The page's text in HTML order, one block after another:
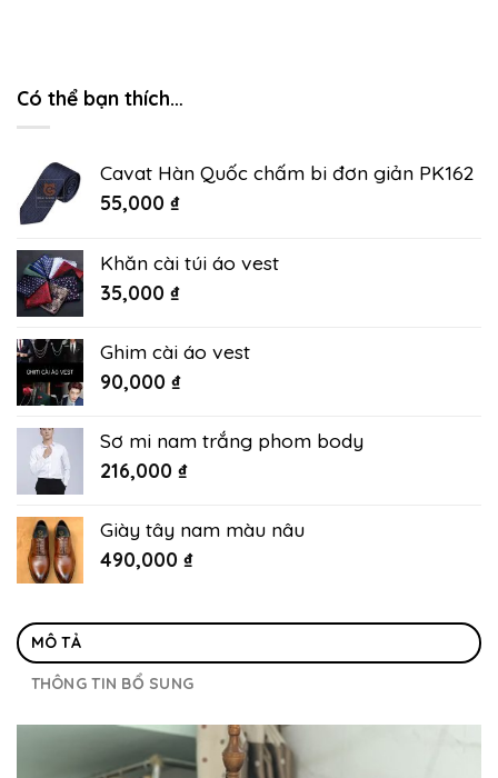
Có thể bạn thích…
Cavat Hàn Quốc chấm bi đơn giản PK162
55,000 ₫
Khăn cài túi áo vest
35,000 ₫
Ghim cài áo vest
90,000 ₫
Sơ mi nam trắng phom body
216,000 ₫
Giày tây nam màu nâu
490,000 ₫
MÔ TẢ
THÔNG TIN BỔ SUNG